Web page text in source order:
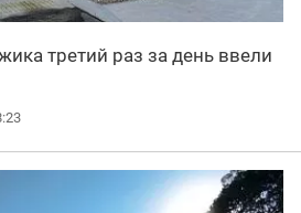
третий раз за день ввели